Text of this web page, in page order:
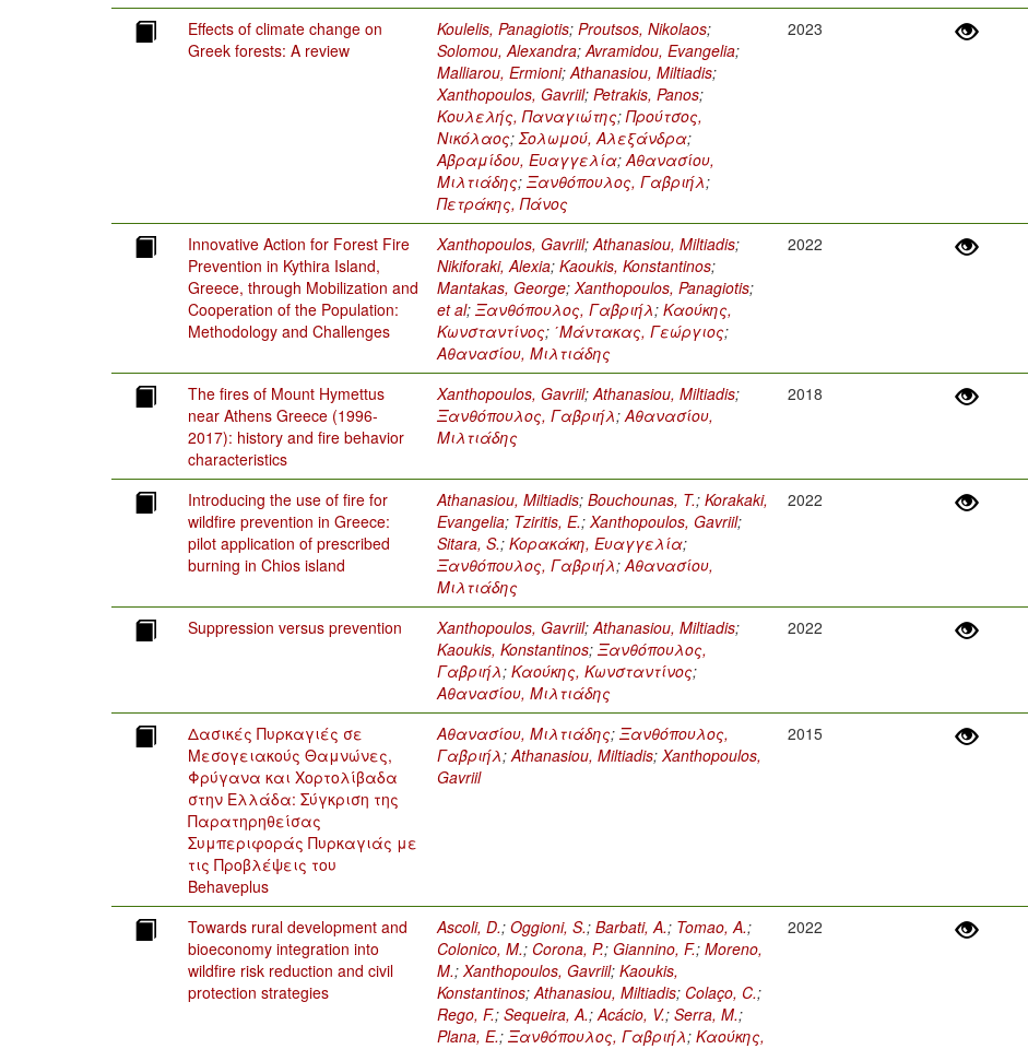
Effects of climate change on
Greek forests: A review
Koulelis, Panagiotis;Proutsos, Nikolaos;
Solomou, Alexandra;Avramidou, Evangelia;
Malliarou, Ermioni;Athanasiou, Miltiadis;
Xanthopoulos, Gavriil;Petrakis, Panos;
Κουλελής, Παναγιώτης;Προύτσος,
Νικόλαος;Σολωμού, Αλεξάνδρα;
Αβραμίδου, Ευαγγελία;Αθανασίου,
Μιλτιάδης;Ξανθόπουλος, Γαβριήλ;
Πετράκης, Πάνος
2023
Innovative Action for Forest Fire
Prevention in Kythira Island,
Greece, through Mobilization and
Cooperation of the Population:
Methodology and Challenges
Xanthopoulos, Gavriil;Athanasiou, Miltiadis;
Nikiforaki, Alexia;Kaoukis, Konstantinos;
Mantakas, George;Xanthopoulos, Panagiotis;
et al;Ξανθόπουλος, Γαβριήλ;Καούκης,
Κωνσταντίνος; ΄Μάντακας, Γεώργιος;
Αθανασίου, Μιλτιάδης
2022
The fires of Mount Hymettus
near Athens Greece (1996-
2017): history and fire behavior
characteristics
Xanthopoulos, Gavriil;Athanasiou, Miltiadis;
Ξανθόπουλος, Γαβριήλ;Αθανασίου,
Μιλτιάδης
2018
Introducing the use of fire for
wildfire prevention in Greece:
pilot application of prescribed
burning in Chios island
Athanasiou, Miltiadis;Bouchounas, T.;Korakaki,
Evangelia; Tziritis, E.;Xanthopoulos, Gavriil;
Sitara, S.;Κορακάκη, Ευαγγελία;
Ξανθόπουλος, Γαβριήλ;Αθανασίου,
Μιλτιάδης
2022
Suppression versus prevention Xanthopoulos, Gavriil;Athanasiou, Miltiadis;
Kaoukis, Konstantinos;Ξανθόπουλος,
Γαβριήλ;Καούκης, Κωνσταντίνος;
Αθανασίου, Μιλτιάδης
2022
Δασικές Πυρκαγιές σε
Μεσογειακούς Θαμνώνες,
Φρύγανα και Χορτολίβαδα
στην Ελλάδα: Σύγκριση της
Παρατηρηθείσας
Συμπεριφοράς Πυρκαγιάς με
τις Προβλέψεις του
Behaveplus
Αθανασίου, Μιλτιάδης;Ξανθόπουλος,
Γαβριήλ;Athanasiou, Miltiadis;Xanthopoulos,
Gavriil
2015
Towards rural development and
bioeconomy integration into
wildfire risk reduction and civil
protection strategies
Ascoli, D.;Oggioni, S.;Barbati, A.; Tomao, A.;
Colonico, M.; Corona, P.;Giannino, F.;Moreno,
M.;Xanthopoulos, Gavriil;Kaoukis,
Konstantinos;Athanasiou, Miltiadis; Colaço, C.;
Rego, F.;Sequeira, A.;Acácio, V.;Serra, M.;
Plana, E.;Ξανθόπουλος, Γαβριήλ;Καούκης,
2022